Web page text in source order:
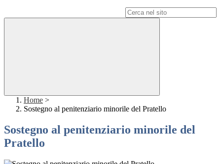
Home >
Sostegno al penitenziario minorile del Pratello
Sostegno al penitenziario minorile del
Pratello